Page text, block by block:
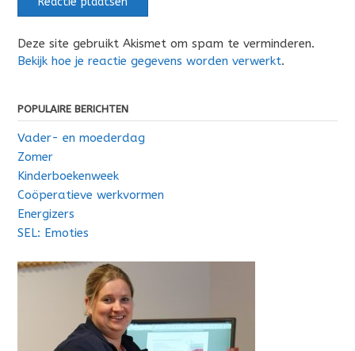
Deze site gebruikt Akismet om spam te verminderen.
Bekijk hoe je reactie gegevens worden verwerkt.
POPULAIRE BERICHTEN
Vader- en moederdag
Zomer
Kinderboekenweek
Coöperatieve werkvormen
Energizers
SEL: Emoties